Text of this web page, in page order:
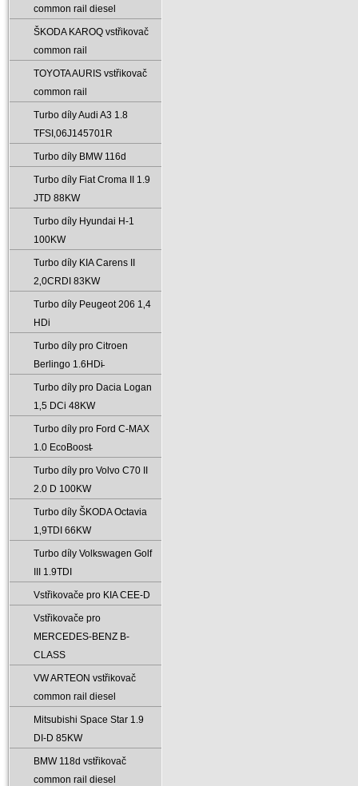
common rail diesel
ŠKODA KAROQ vstřikovač
common rail
TOYOTA AURIS vstřikovač
common rail
Turbo díly Audi A3 1.8
TFSI‚06J145701R
Turbo díly BMW 116d
Turbo díly Fiat Croma II 1.9
JTD 88KW
Turbo díly Hyundai H-1
100KW
Turbo díly KIA Carens II
2‚0CRDI 83KW
Turbo díly Peugeot 206 1‚4
HDi
Turbo díly pro Citroen
Berlingo 1.6HDi̵
Turbo díly pro Dacia Logan
1‚5 DCi 48KW
Turbo díly pro Ford C-MAX
1.0 EcoBoost̵
Turbo díly pro Volvo C70 II
2.0 D 100KW
Turbo díly ŠKODA Octavia
1‚9TDI 66KW
Turbo díly Volkswagen Golf
III 1.9TDI
Vstřikovače pro KIA CEE-D
Vstřikovače pro
MERCEDES-BENZ B-
CLASS
VW ARTEON vstřikovač
common rail diesel
Mitsubishi Space Star 1.9
DI-D 85KW
BMW 118d vstřikovač
common rail diesel